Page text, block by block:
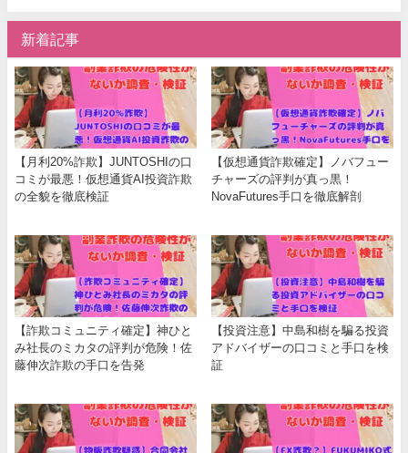
新着記事
【月利20%詐欺】JUNTOSHIの口
コミが最悪！仮想通貨AI投資詐欺
の全貌を徹底検証
【仮想通貨詐欺確定】ノバフュー
チャーズの評判が真っ黒！
NovaFutures手口を徹底解剖
【詐欺コミュニティ確定】神ひと
み社長のミカタの評判が危険！佐
藤伸次詐欺の手口を告発
【投資注意】中島和樹を騙る投資
アドバイザーの口コミと手口を検
証